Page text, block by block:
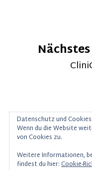
© 2025
Datenschutz und
Wenn du die Website
von Cookies zu.
Weitere Informationen,
findest du hier:Cookie-